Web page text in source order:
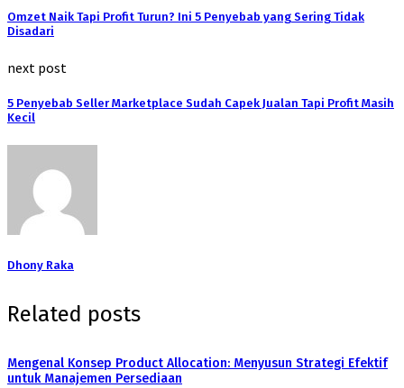
Omzet Naik Tapi Profit Turun? Ini 5 Penyebab yang Sering Tidak
Disadari
next post
5 Penyebab Seller Marketplace Sudah Capek Jualan Tapi Profit Masih
Kecil
Dhony Raka
Related posts
Mengenal Konsep Product Allocation: Menyusun Strategi Efektif
untuk Manajemen Persediaan